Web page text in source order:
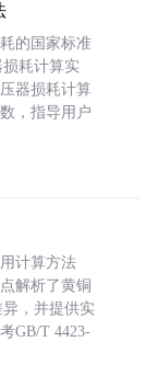
的国家标准
损耗计算实
器损耗计算
，指导用户
计算方法
解析了黄铜
异，并提供实
GB/T 4423-